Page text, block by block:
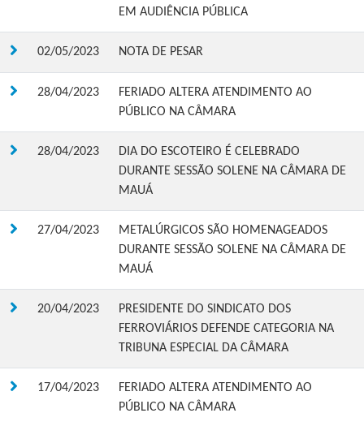
EM AUDIÊNCIA PÚBLICA
02/05/2023 NOTA DE PESAR
28/04/2023
FERIADO ALTERA ATENDIMENTO AO
PÚBLICO NA CÂMARA
28/04/2023
DIA DO ESCOTEIRO É CELEBRADO
DURANTE SESSÃO SOLENE NA CÂMARA DE
MAUÁ
27/04/2023
METALÚRGICOS SÃO HOMENAGEADOS
DURANTE SESSÃO SOLENE NA CÂMARA DE
MAUÁ
20/04/2023
PRESIDENTE DO SINDICATO DOS
FERROVIÁRIOS DEFENDE CATEGORIA NA
TRIBUNA ESPECIAL DA CÂMARA
17/04/2023
FERIADO ALTERA ATENDIMENTO AO
PÚBLICO NA CÂMARA